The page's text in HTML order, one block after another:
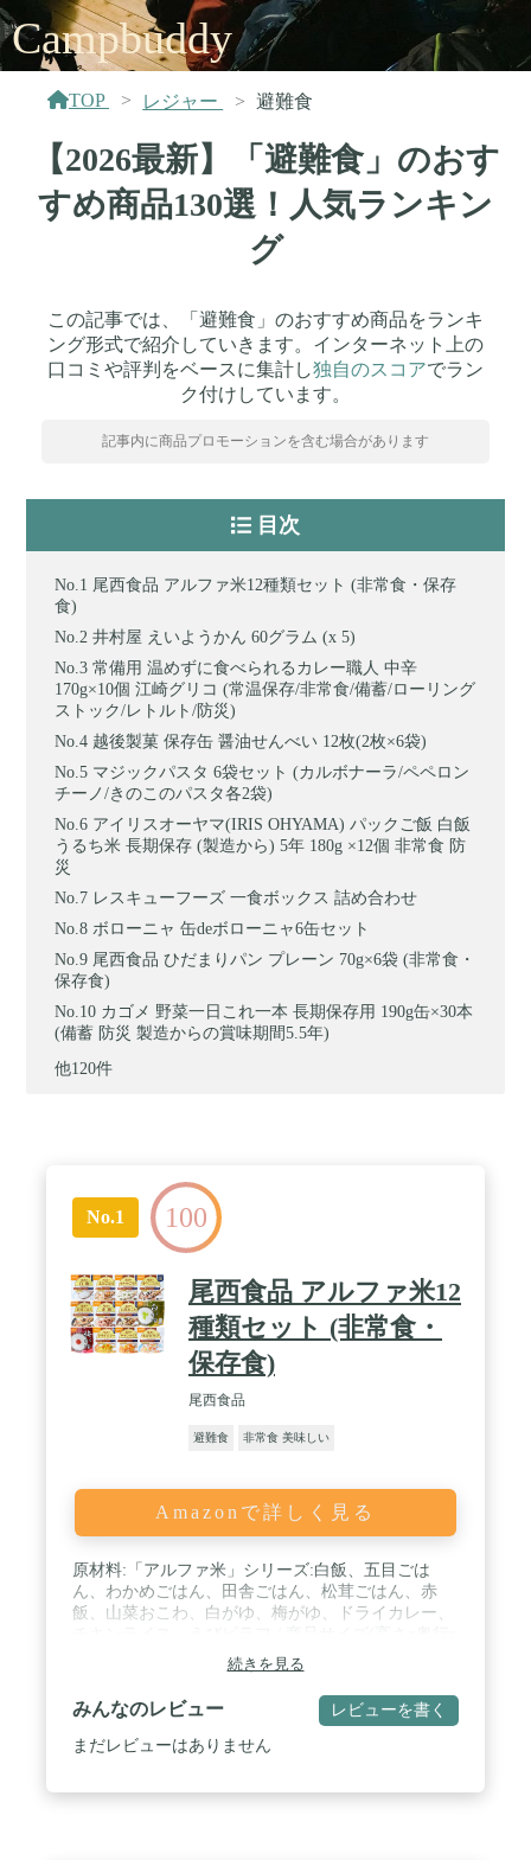
Campbuddy
TOP レジャー 避難食
【2026最新】「避難食」のおす
すめ商品130選！人気ランキン
グ
この記事では、「避難食」のおすすめ商品をランキ
ング形式で紹介していきます。インターネット上の
口コミや評判をベースに集計し独自のスコアでラン
ク付けしています。
記事内に商品プロモーションを含む場合があります
目次
尾西食品 アルファ米12種類セット (非常食・保存
食)
井村屋 えいようかん 60グラム (x 5)
常備用 温めずに食べられるカレー職人 中辛
170g×10個 江崎グリコ (常温保存/非常食/備蓄/ローリング
ストック/レトルト/防災)
越後製菓 保存缶 醤油せんべい 12枚(2枚×6袋)
マジックパスタ 6袋セット (カルボナーラ/ペペロン
チーノ/きのこのパスタ各2袋)
アイリスオーヤマ(IRIS OHYAMA) パックご飯 白飯
うるち米 長期保存 (製造から) 5年 180g ×12個 非常食 防
災
レスキューフーズ 一食ボックス 詰め合わせ
ボローニャ 缶deボローニャ6缶セット
尾西食品 ひだまりパン プレーン 70g×6袋 (非常食・
保存食)
カゴメ 野菜一日これ一本 長期保存用 190g缶×30本
(備蓄 防災 製造からの賞味期間5.5年)
他120件
No.1 100
尾西食品 アルファ米12
種類セット (非常食・
保存食)
尾西食品
避難食 非常食 美味しい
Amazonで詳しく見る
原材料:「アルファ米」シリーズ:白飯、五目ごは
ん、わかめごはん、田舎ごはん、松茸ごはん、赤
飯、山菜おこわ、白がゆ、梅がゆ、ドライカレー、
幅):15cm×25cm×20cm / ブラント名: 尾西食品 / メー
カー名: 尾西食品 / 原産国名: 日本
続きを見る
みんなのレビュー レビューを書く
まだレビューはありません